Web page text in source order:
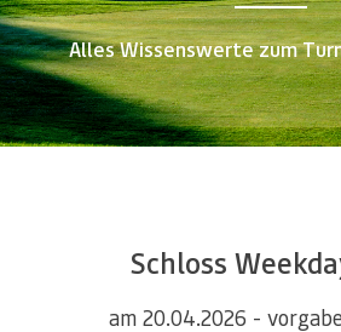
Alles Wissenswerte zum
Schloss
am 20.04.2026 -